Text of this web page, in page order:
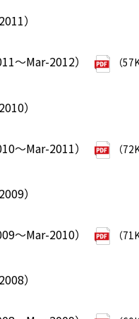
）
～Mar-2012） （
）
～Mar-2011） （
）
～Mar-2010） （
）